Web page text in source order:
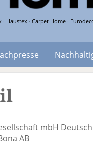
Haustex · Carpet Home ·
mbH
AB